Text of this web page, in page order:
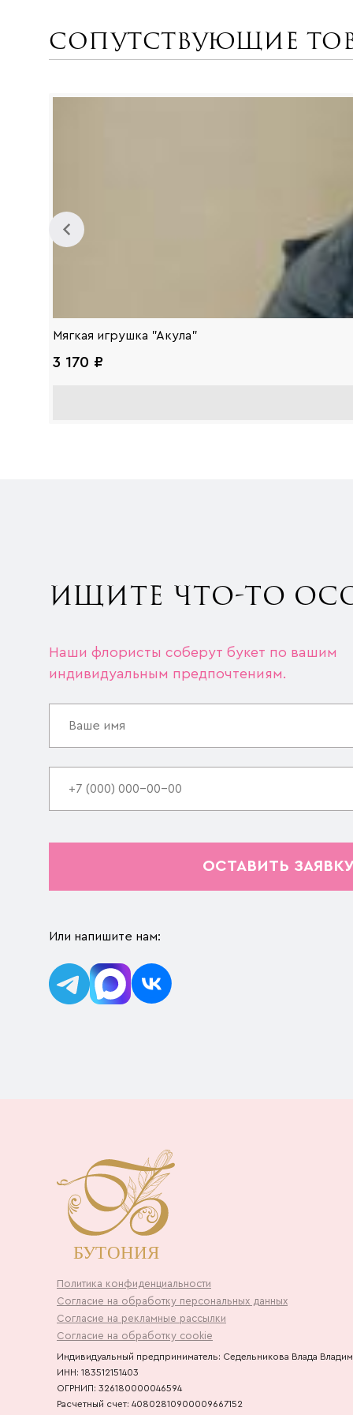
Сопутствующие
Мягкая игрушка "Акула"
3 170 ₽
ИЩИТЕ ЧТО-ТО
Наши флористы соберут букет по вашим
индивидуальным предпочтениям.
ОСТАВИТЬ
Или напишите нам:
Политика конфиденциальности
Согласие на обработку персональных данных
Согласие на рекламные рассылки
Согласие на обработку cookie
Индивидуальный предприниматель: Седельникова Влада
ИНН: 183512151403
ОГРНИП: 326180000046594
Расчетный счет: 40802810900009667152